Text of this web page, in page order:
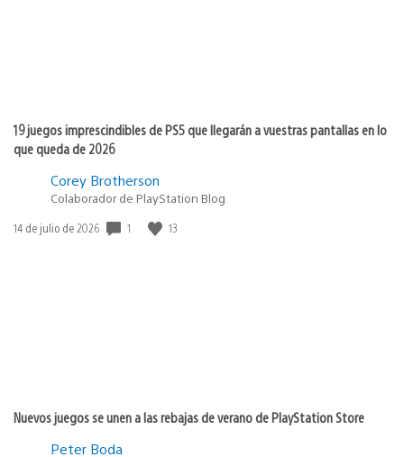
19 juegos imprescindibles de PS5 que llegarán a vuestras pantallas en lo
que queda de 2026
Corey Brotherson
Colaborador de PlayStation Blog
Fecha
14 de julio de 2026 1 13
Nuevos juegos se unen a las rebajas de verano de PlayStation Store
Peter Boda